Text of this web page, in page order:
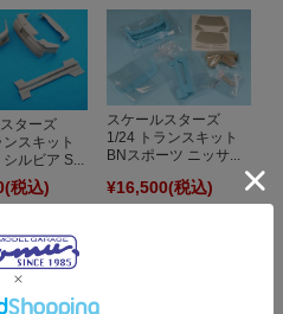
ターズ
スキット
シルビア S...
(税込)
スケールスターズ
1/24 トランスキット
BNスポーツ ニッサ...
¥16,500(税込)